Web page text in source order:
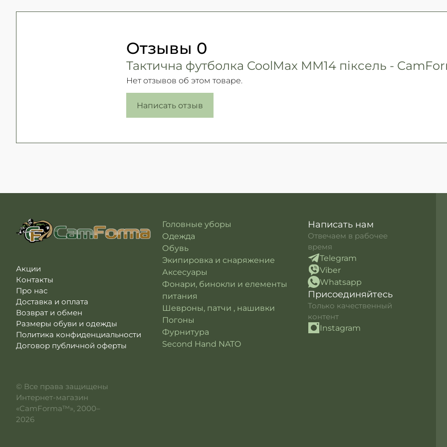
Отзывы 0
Тактична футболка CoolMax ММ14 піксель -
Нет отзывов об этом товаре.
Написать отзыв
Акции
Контакты
Про нас
Доставка и оплата
Возврат и обмен
Размеры обуви и одежды
Политика конфиденциальности
Договор публичной оферты
© Все права защищены
Интернет-магазин
«CamForma™», 2000–
2026
Головные уборы
Одежда
Обувь
Экипировка и снаряжение
Аксесуары
Фонари, бинокли и елементы
питания
Шевроны, патчи , нашивки
Погоны
Фурнитура
Second Hand NATO
Написать нам
Отвечаем в рабочее
время
Telegram
Viber
Whatsapp
Присоединяйтесь
Только качественный
контент
Instagram